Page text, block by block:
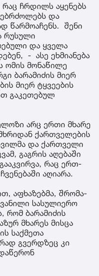
რაც ჩრდილს აყენებს
და
წარმოაჩენს. შენი
რუსული
და ყველა
- ასე ეხმიანება
ომის მონაწილე
ბარამიძის მიერ
მიერ ტყვეების
გაკეთებულ
არც ერთი მხარე
ქართველების
და ქართველი
გაგრის აღებაში
რაც ერთ-
აღიარა.
აფხაზებმა, შრომა-
სასულიერო
რომ ბარამიძის
მხარეს მისცა
საქმეთა
გვერდზეც კი